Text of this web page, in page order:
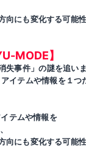
にも変化する可能性
MODE】
事件」の謎を追いま
イテムや情報を１つ
テムや情報を
にも変化する可能性